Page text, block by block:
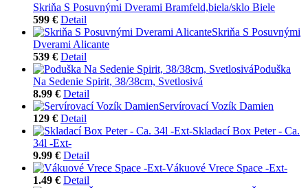
Skriňa S Posuvnými Dverami Bramfeld,biela/sklo Biele
599 € Detail
Skriňa S Posuvnými
Dverami Alicante
539 € Detail
Poduška
Na Sedenie Spirit, 38/38cm, Svetlosivá
8.99 € Detail
Servírovací Vozík Damien
129 € Detail
Skladací Box Peter - Ca.
34l -Ext-
9.99 € Detail
Vákuové Vrece Space -Ext-
1.49 € Detail